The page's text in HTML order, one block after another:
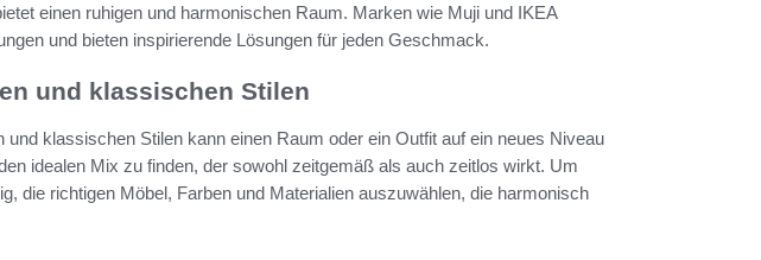
einen ruhigen und harmonischen Raum. Marken wie Muji und IKEA
und bieten inspirierende Lösungen für jeden Geschmack.
und klassischen Stilen
klassischen Stilen kann einen Raum oder ein Outfit auf ein neues Niveau
idealen Mix zu finden, der sowohl zeitgemäß als auch zeitlos wirkt. Um
die richtigen Möbel, Farben und Materialien auszuwählen, die harmonisch